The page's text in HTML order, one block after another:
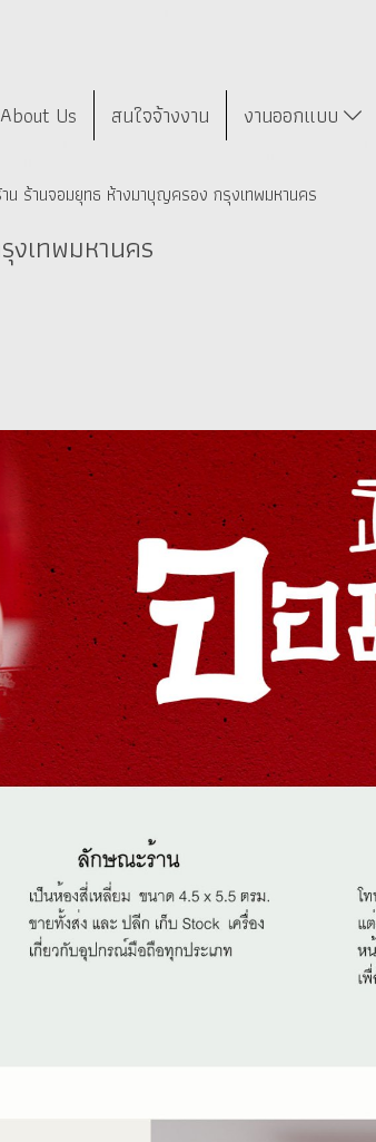
About Us สนใจจ้างงาน งานออกแบบ
น ร้านจอมยุทธ ห้างมาบุญครอง กรุงเทพมหานคร
เทพมหานคร